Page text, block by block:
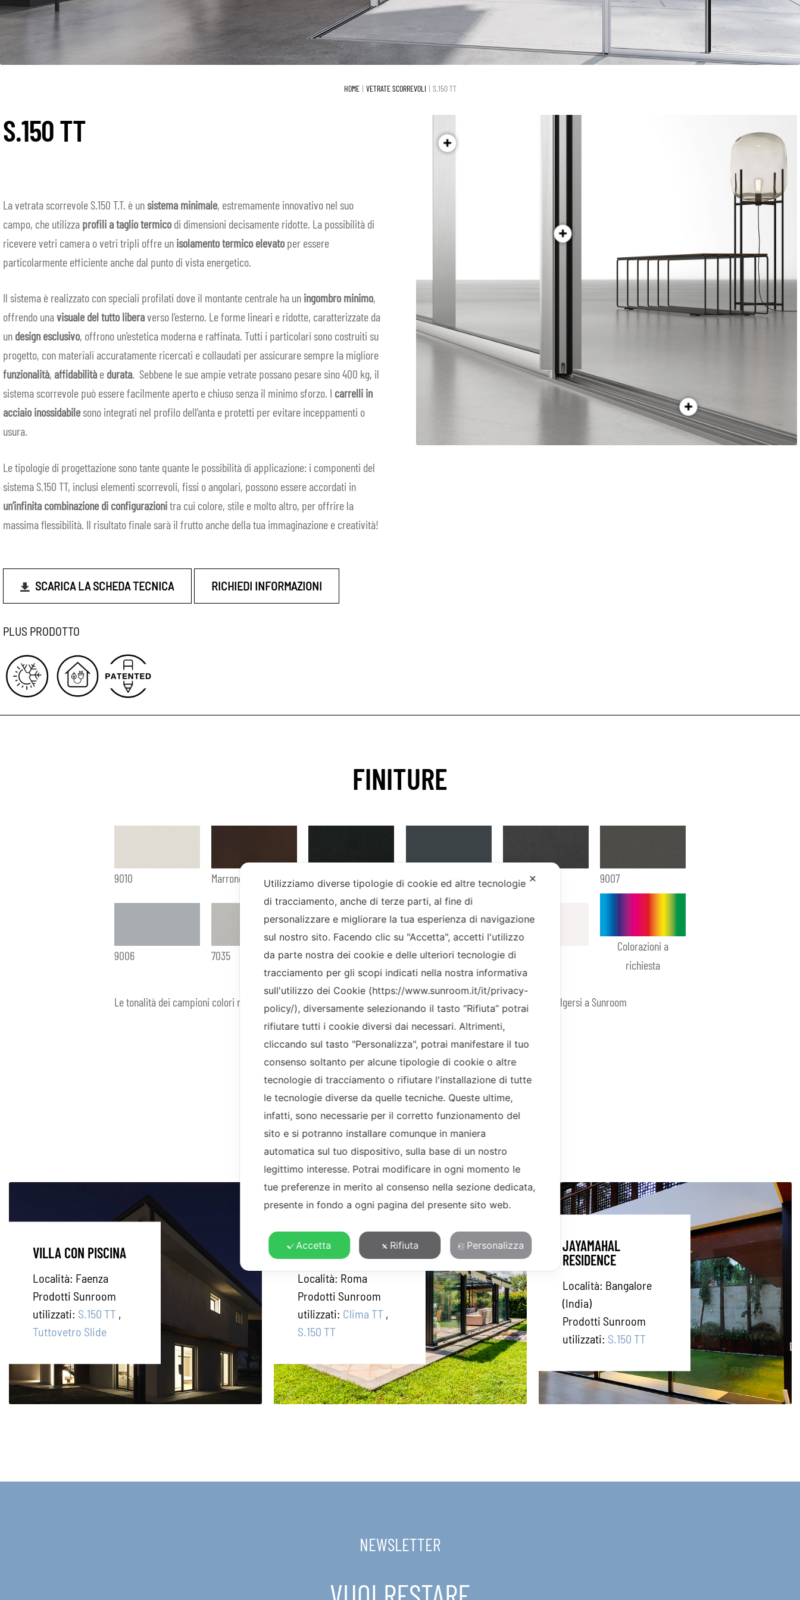
HOME VETRATE SCORREVOLI S.150 TT
S.150 TT
La vetrata scorrevole S.150 T.T. è un sistema minimale, estremamente innovativo nel suo
campo, che utilizza profili a taglio termico di dimensioni decisamente ridotte. La possibilità di
ricevere vetri camera o vetri tripli offre un isolamento termico elevato per essere
particolarmente efficiente anche dal punto di vista energetico.
Il sistema è realizzato con speciali profilati dove il montante centrale ha un ingombro minimo,
offrendo unavisuale del tutto liberaverso l’esterno. Le forme lineari e ridotte, caratterizzate da
un design esclusivo, offrono un’estetica moderna e raffinata. Tutti i particolari sono costruiti su
progetto, con materiali accuratamente ricercati e collaudati per assicurare sempre la migliore
funzionalità, affidabilità e durata. Sebbene le sue ampie vetrate possano pesare sino 400 kg, il
sistema scorrevole può essere facilmente aperto e chiuso senza il minimo sforzo. I carrelli in
acciaio inossidabile sono integrati nel profilo dell’anta e protetti per evitare inceppamenti o
usura.
Le tipologie di progettazione sono tante quante le possibilità di applicazione: i componenti del
sistema S.150 TT, inclusi elementi scorrevoli, fissi o angolari, possono essere accordati in
un’infinita combinazione di configurazionitra cui colore, stile e molto altro, per offrire la
massima flessibilità. Il risultato finale sarà il frutto anche della tua immaginazione e creatività!
SCARICA LA SCHEDA TECNICA RICHIEDI INFORMAZIONI
PLUS PRODOTTO
FINITURE
9010 Marrone Marmo 9005 Opaco Grigio Marmo 7016 Opaco 9007
9006 7035 1013 9016 T10
Colorazioni a
richiesta
Le tonalità dei campioni colori rappresentate sono puramente indicative. Per l'effettiva veridicità cromatica rivolgersi a Sunroom
REALIZZAZIONI
VILLA CON PISCINA
Località: Faenza
Prodotti Sunroom
utilizzati: S.150 TT ,
Tuttovetro Slide
VILLA CON GIARDINO
Località: Roma
Prodotti Sunroom
utilizzati: Clima TT ,
S.150 TT
JAYAMAHAL
RESIDENCE
Località: Bangalore
(India)
Prodotti Sunroom
utilizzati: S.150 TT
NEWSLETTER
✕
Utilizziamo diverse tipologie di cookie ed altre tecnologie
di tracciamento, anche di terze parti, al fine di
personalizzare e migliorare la tua esperienza di navigazione
sul nostro sito. Facendo clic su "Accetta", accetti l'utilizzo
da parte nostra dei cookie e delle ulteriori tecnologie di
tracciamento per gli scopi indicati nella nostra informativa
sull'utilizzo dei Cookie (https://www.sunroom.it/it/privacy-
policy/), diversamente selezionando il tasto “Rifiuta” potrai
rifiutare tutti i cookie diversi dai necessari. Altrimenti,
cliccando sul tasto "Personalizza", potrai manifestare il tuo
consenso soltanto per alcune tipologie di cookie o altre
tecnologie di tracciamento o rifiutare l'installazione di tutte
le tecnologie diverse da quelle tecniche. Queste ultime,
infatti, sono necessarie per il corretto funzionamento del
sito e si potranno installare comunque in maniera
automatica sul tuo dispositivo, sulla base di un nostro
legittimo interesse. Potrai modificare in ogni momento le
tue preferenze in merito al consenso nella sezione dedicata,
presente in fondo a ogni pagina del presente sito web.
Accetta Rifiuta Personalizza